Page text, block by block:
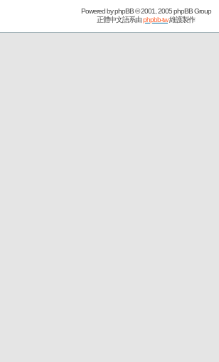
Powered byphpBB© 2001, 2005 phpBB Group
正體中文語系由phpbb-tw維護製作